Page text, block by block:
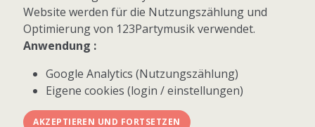
© 2026 123Partymusik.de - Alle Rechte vorbehalten
Website werden für die Nutzungszählung und
Optimierung von 123Partymusik verwendet.
Anwendung :
Google Analytics (Nutzungszählung)
Eigene cookies (login / einstellungen)
AKZEPTIEREN UND FORTSETZEN